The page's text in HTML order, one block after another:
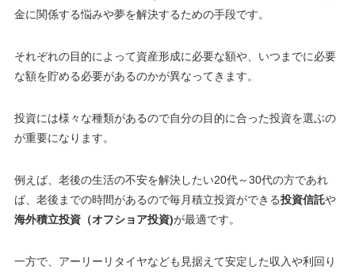
金に関係する悩みや夢を解決するための手段です。
それぞれの目的によって資産形成に必要な額や、いつまでに必要
な額を貯める必要があるのかが異なってきます。
投資には様々な種類があるので自分の目的に合った投資を選ぶの
が重要になります。
例えば、老後の生活の不安を解決したい20代～30代の方であれ
ば、老後までの時間があるので毎月積立投資ができる投資信託や
海外積立投資（オフショア投資)が最適です。
一方で、アーリーリタイヤなども見据えて安定した収入や利回り